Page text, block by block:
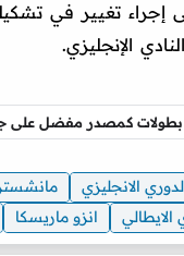
إجراء تغيير في
الإنجليزي.
بطولات كمصدر مفضل على
الانجليزي
الايطالي انزو ماريسكا